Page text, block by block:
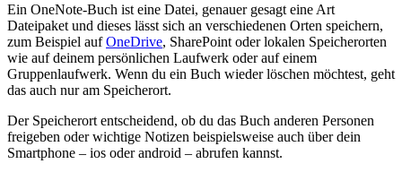
Ein OneNote-Buch ist eine Datei, genauer gesagt eine Art
Dateipaket und dieses lässt sich an verschiedenen Orten speichern,
zum Beispiel aufOneDrive, SharePoint oder lokalen Speicherorten
wie auf deinem persönlichen Laufwerk oder auf einem
Gruppenlaufwerk. Wenn du ein Buch wieder löschen möchtest, geht
das auch nur am Speicherort.
Der Speicherort entscheidend, ob du das Buch anderen Personen
freigeben oder wichtige Notizen beispielsweise auch über dein
Smartphone – ios oder android – abrufen kannst.